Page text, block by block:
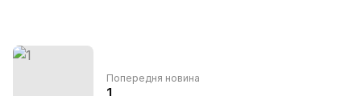
Попередня новина
1